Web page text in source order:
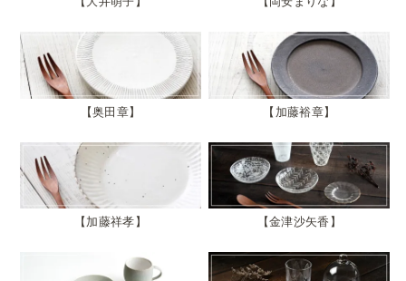
奥田章 加藤裕章
加藤祥孝 金津沙矢香